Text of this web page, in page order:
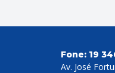
Fone: 19
Av. José